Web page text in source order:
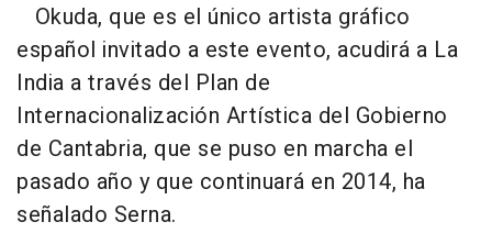
Okuda, que es el único artista gráfico
español invitado a este evento, acudirá a La
India a través del Plan de
Internacionalización Artística del Gobierno
de Cantabria, que se puso en marcha el
pasado año y que continuará en 2014, ha
señalado Serna.